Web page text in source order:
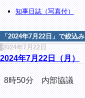
知事日誌（写真付）
「 2024年7月22日 」で絞込み
2024年7月22日
2024年7月22日（月）
8時50分 内部協議